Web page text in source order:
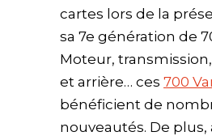
cartes lors de la
sa 7e génération de
Moteur,
et arrière… ces 700
bénéficient de
nouveautés. De